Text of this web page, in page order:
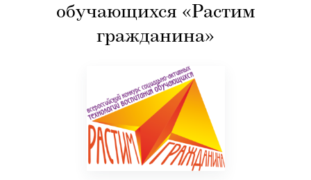
обучающихся «Растим
гражданина»